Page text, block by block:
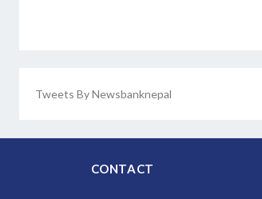
Tweets By Newsbanknepal
CONTACT